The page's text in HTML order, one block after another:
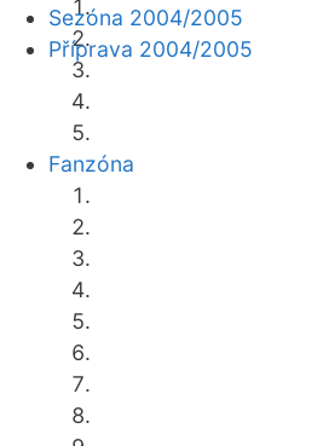
Fanzóna
Sezóna 2004/2005
Příprava 2004/2005